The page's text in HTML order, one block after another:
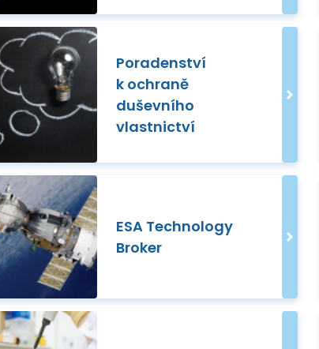
Poradenství
k ochraně
duševního
vlastnictví
ESA Technology
Broker